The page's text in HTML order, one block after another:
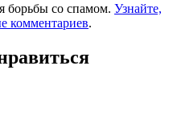
борьбы со спамом. Узнайте,
комментариев.